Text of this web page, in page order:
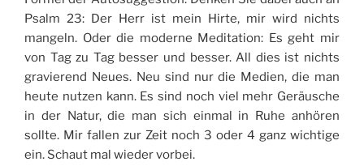
Psalm 23: Der Herr ist mein Hirte, mir wird nichts
mangeln. Oder die moderne Meditation: Es geht mir
von Tag zu Tag besser und besser. All dies ist nichts
gravierend Neues. Neu sind nur die Medien, die man
heute nutzen kann. Es sind noch viel mehr Geräusche
in der Natur, die man sich einmal in Ruhe anhören
sollte. Mir fallen zur Zeit noch 3 oder 4 ganz wichtige
ein. Schaut mal wieder vorbei.